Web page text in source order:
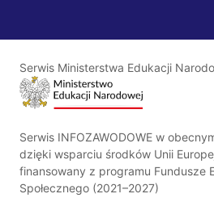
Serwis Ministerstwa Edukacji
Serwis INFOZAWODOWE w
dzięki wsparciu środków Unii
finansowany z programu Fundusze
Społecznego (2021–2027)